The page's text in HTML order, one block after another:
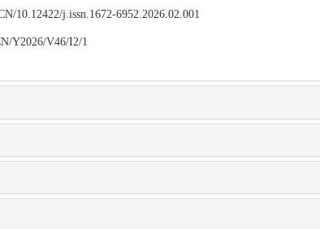
10.12422/j.issn.1672-6952.2026.02.001
Y2026/V46/I2/1